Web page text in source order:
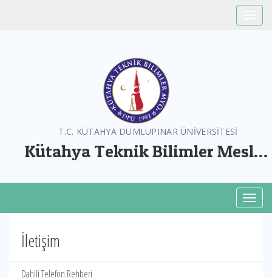
T.C. KÜTAHYA DUMLUPINAR ÜNİVERSİTESİ
Kütahya Teknik Bilimler Meslek
İletişim
Dahili Telefon Rehberi